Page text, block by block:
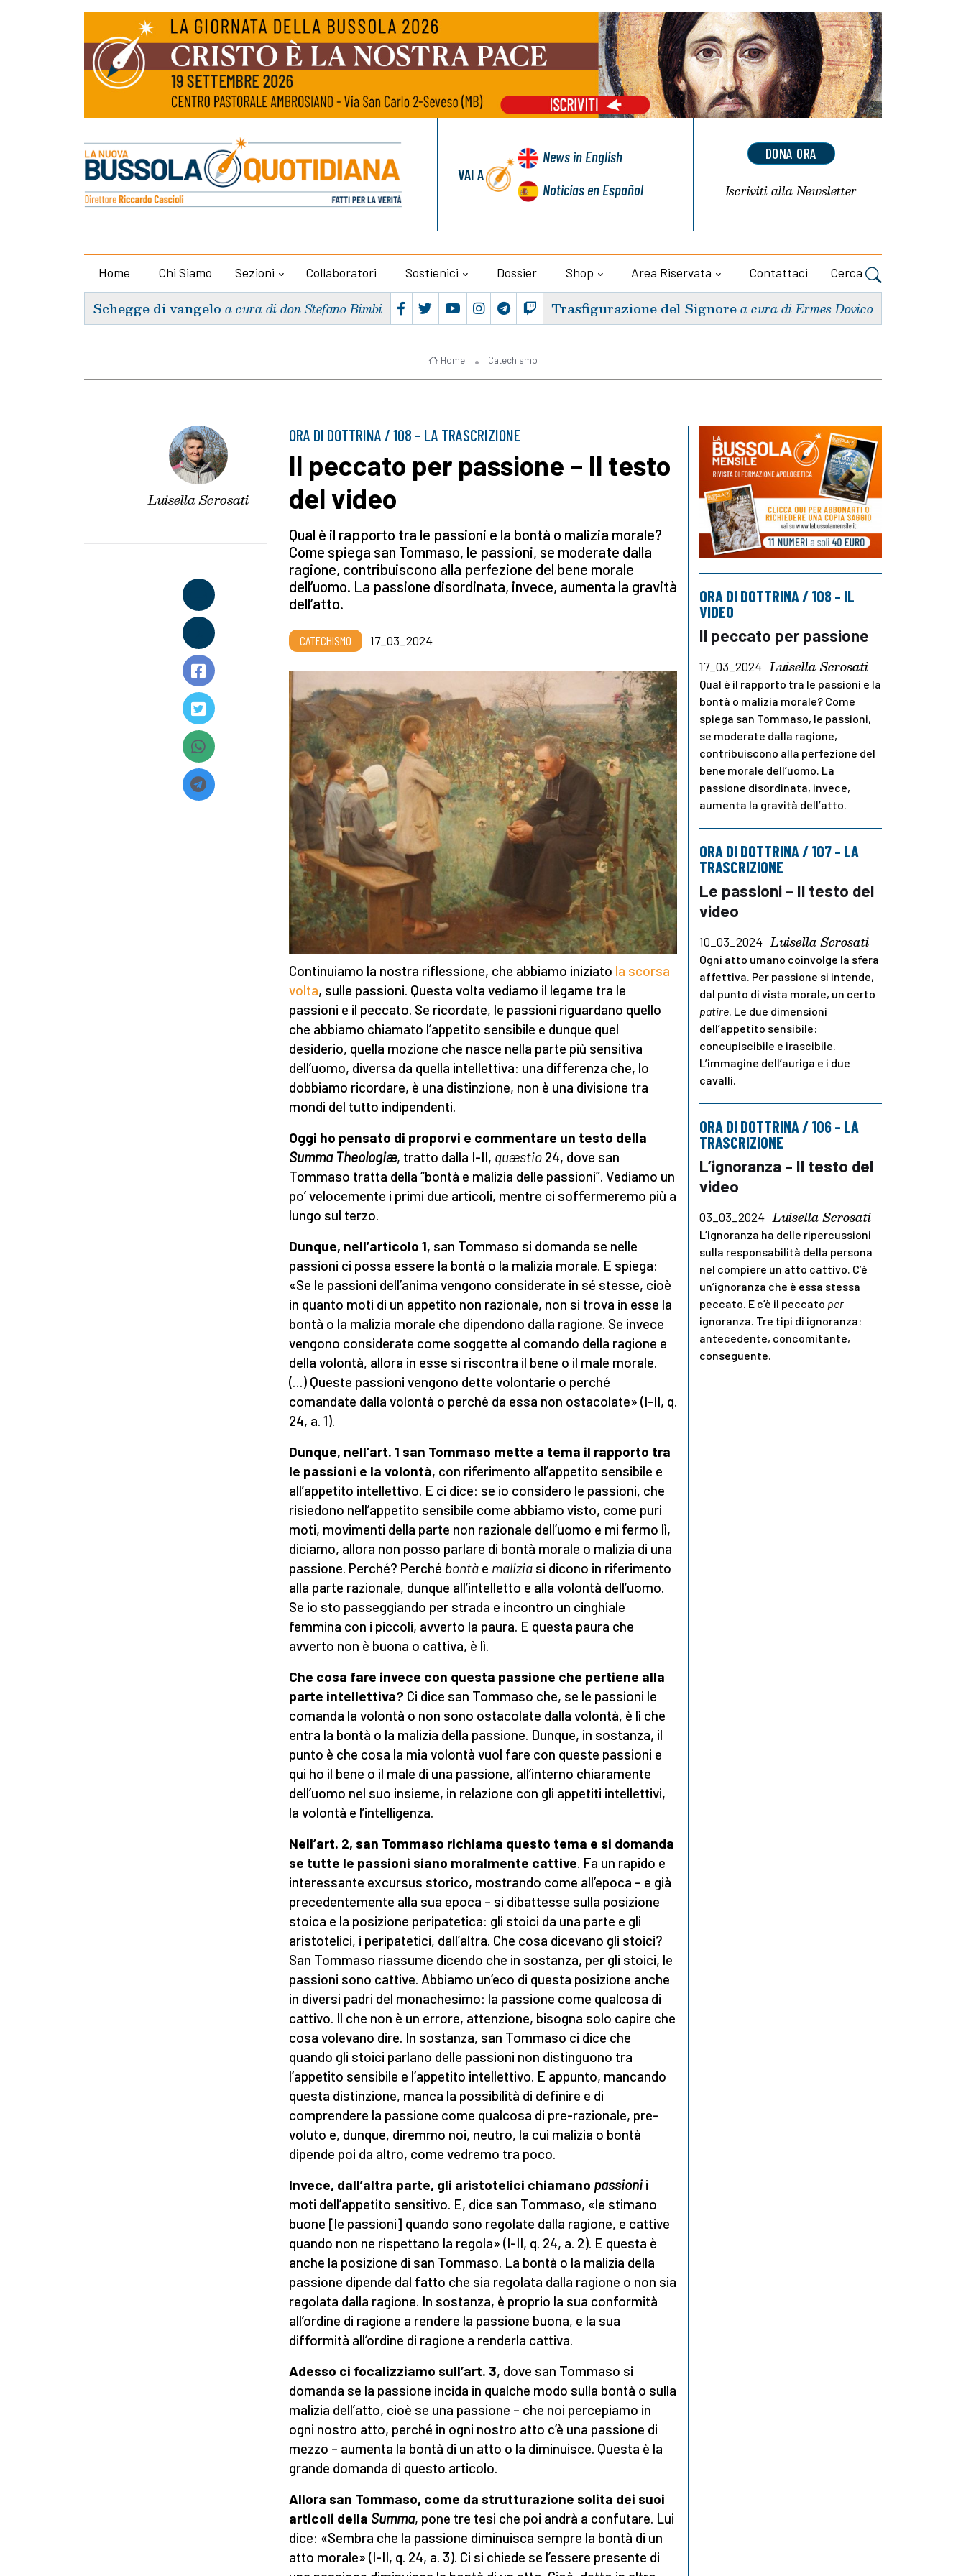
VAI A
Newsin English
Noticiasen Español
DONA ORA
Iscriviti allaNewsletter
Home Chi Siamo Sezioni Collaboratori Sostienici Dossier Shop Area Riservata Contattaci Cerca
Schegge di vangelo a cura di don Stefano Bimbi Trasfigurazione del Signorea cura di Ermes Dovico
Home Catechismo
Luisella Scrosati
ORA DI DOTTRINA / 108 – LA TRASCRIZIONE
Il peccato per passione – Il testo
del video
Qual è il rapporto tra le passioni e la bontà o malizia morale?
Come spiega san Tommaso, le passioni, se moderate dalla
ragione, contribuiscono alla perfezione del bene morale
dell’uomo. La passione disordinata, invece, aumenta la gravità
dell’atto.
CATECHISMO 17_03_2024
Continuiamo la nostra riflessione, che abbiamo iniziato la scorsa
volta, sulle passioni. Questa volta vediamo il legame tra le
passioni e il peccato. Se ricordate, le passioni riguardano quello
che abbiamo chiamato l’appetito sensibile e dunque quel
desiderio, quella mozione che nasce nella parte più sensitiva
dell’uomo, diversa da quella intellettiva: una differenza che, lo
dobbiamo ricordare, è una distinzione, non è una divisione tra
mondi del tutto indipendenti.
Oggi ho pensato di proporvi e commentare un testo della
Summa Theologiæ, tratto dalla I-II, quæstio 24, dove san
Tommaso tratta della “bontà e malizia delle passioni”. Vediamo un
po’ velocemente i primi due articoli, mentre ci soffermeremo più a
lungo sul terzo.
Dunque, nell’articolo 1, san Tommaso si domanda se nelle
passioni ci possa essere la bontà o la malizia morale. E spiega:
«Se le passioni dell’anima vengono considerate in sé stesse, cioè
in quanto moti di un appetito non razionale, non si trova in esse la
bontà o la malizia morale che dipendono dalla ragione. Se invece
vengono considerate come soggette al comando della ragione e
della volontà, allora in esse si riscontra il bene o il male morale.
(…) Queste passioni vengono dette volontarie o perché
comandate dalla volontà o perché da essa non ostacolate» (I-II, q.
24, a. 1).
Dunque, nell’art. 1 san Tommaso mette a tema il rapporto tra
le passioni e la volontà, con riferimento all’appetito sensibile e
all’appetito intellettivo. E ci dice: se io considero le passioni, che
risiedono nell’appetito sensibile come abbiamo visto, come puri
moti, movimenti della parte non razionale dell’uomo e mi fermo lì,
diciamo, allora non posso parlare di bontà morale o malizia di una
passione. Perché? Perché bontà e malizia si dicono in riferimento
alla parte razionale, dunque all’intelletto e alla volontà dell’uomo.
Se io sto passeggiando per strada e incontro un cinghiale
femmina con i piccoli, avverto la paura. E questa paura che
avverto non è buona o cattiva, è lì.
Che cosa fare invece con questa passione che pertiene alla
parte intellettiva? Ci dice san Tommaso che, se le passioni le
comanda la volontà o non sono ostacolate dalla volontà, è lì che
entra la bontà o la malizia della passione. Dunque, in sostanza, il
punto è che cosa la mia volontà vuol fare con queste passioni e
qui ho il bene o il male di una passione, all’interno chiaramente
dell’uomo nel suo insieme, in relazione con gli appetiti intellettivi,
la volontà e l’intelligenza.
Nell’art. 2, san Tommaso richiama questo tema e si domanda
se tutte le passioni siano moralmente cattive. Fa un rapido e
interessante excursus storico, mostrando come all’epoca – e già
precedentemente alla sua epoca – si dibattesse sulla posizione
stoica e la posizione peripatetica: gli stoici da una parte e gli
aristotelici, i peripatetici, dall’altra. Che cosa dicevano gli stoici?
San Tommaso riassume dicendo che in sostanza, per gli stoici, le
passioni sono cattive. Abbiamo un’eco di questa posizione anche
in diversi padri del monachesimo: la passione come qualcosa di
cattivo. Il che non è un errore, attenzione, bisogna solo capire che
cosa volevano dire. In sostanza, san Tommaso ci dice che
quando gli stoici parlano delle passioni non distinguono tra
l’appetito sensibile e l’appetito intellettivo. E appunto, mancando
questa distinzione, manca la possibilità di definire e di
comprendere la passione come qualcosa di pre-razionale, pre-
voluto e, dunque, diremmo noi, neutro, la cui malizia o bontà
dipende poi da altro, come vedremo tra poco.
Invece, dall’altra parte, gli aristotelici chiamano passionii
moti dell’appetito sensitivo. E, dice san Tommaso, «le stimano
buone [le passioni] quando sono regolate dalla ragione, e cattive
quando non ne rispettano la regola» (I-II, q. 24, a. 2). E questa è
anche la posizione di san Tommaso. La bontà o la malizia della
passione dipende dal fatto che sia regolata dalla ragione o non sia
regolata dalla ragione. In sostanza, è proprio la sua conformità
all’ordine di ragione a rendere la passione buona, e la sua
difformità all’ordine di ragione a renderla cattiva.
Adesso ci focalizziamo sull’art. 3, dove san Tommaso si
domanda se la passione incida in qualche modo sulla bontà o sulla
malizia dell’atto, cioè se una passione – che noi percepiamo in
ogni nostro atto, perché in ogni nostro atto c’è una passione di
mezzo – aumenta la bontà di un atto o la diminuisce. Questa è la
grande domanda di questo articolo.
Allora san Tommaso, come da strutturazione solita dei suoi
articoli della Summa, pone tre tesi che poi andrà a confutare. Lui
dice: «Sembra che la passione diminuisca sempre la bontà di un
atto morale» (I-II, q. 24, a. 3). Ci si chiede se l’essere presente di
ORA DI DOTTRINA / 108 – IL
VIDEO
Il peccato per passione
17_03_2024 Luisella Scrosati
Qual è il rapporto tra le passioni e la
bontà o malizia morale? Come
spiega san Tommaso, le passioni,
se moderate dalla ragione,
contribuiscono alla perfezione del
bene morale dell’uomo. La
passione disordinata, invece,
aumenta la gravità dell’atto.
ORA DI DOTTRINA / 107 – LA
TRASCRIZIONE
Le passioni – Il testo del
video
10_03_2024 Luisella Scrosati
Ogni atto umano coinvolge la sfera
affettiva. Per passione si intende,
dal punto di vista morale, un certo
patire. Le due dimensioni
dell’appetito sensibile:
concupiscibile e irascibile.
L’immagine dell’auriga e i due
cavalli.
ORA DI DOTTRINA / 106 – LA
TRASCRIZIONE
L’ignoranza – Il testo del
video
03_03_2024 Luisella Scrosati
L’ignoranza ha delle ripercussioni
sulla responsabilità della persona
nel compiere un atto cattivo. C’è
un’ignoranza che è essa stessa
peccato. E c’è il peccato per
ignoranza. Tre tipi di ignoranza:
antecedente, concomitante,
conseguente.